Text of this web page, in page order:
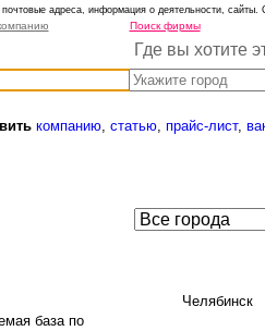
адреса, информация о деятельности, сайты.
Поиск фирмы
Где вы хотите
компанию, статью, прайс-лист,
база по
Челябинск